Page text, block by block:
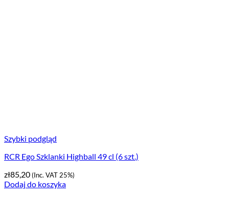
Szybki podgląd
RCR Ego Szklanki Highball 49 cl (6 szt.)
zł85,20(Inc. VAT 25%)
Dodaj do koszyka